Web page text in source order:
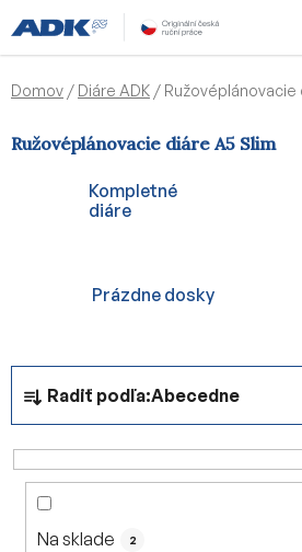
na
obsah
Domov / Diáre ADK / Ružovéplánovacie
Ružovéplánovacie diáre A5 Slim
Kompletné
diáre
Prázdne dosky
R
d
e
n
Radiť podľa:Abecedne
Na sklade 2